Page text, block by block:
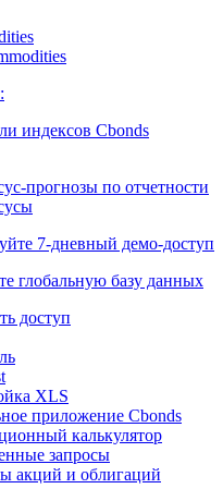
индексов Cbonds
прогнозы по отчетности
7-дневный
глобальную базу данных
доступ
XLS
приложение Cbonds